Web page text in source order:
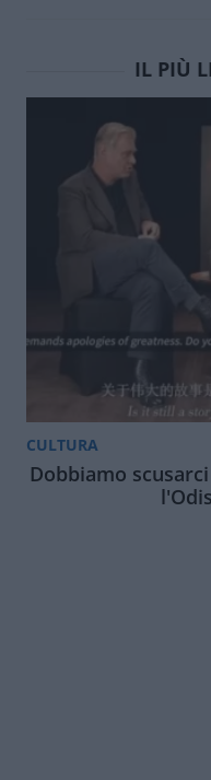
IL PIÙ
CULTURA
Dobbiamo